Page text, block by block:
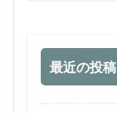
最近の投稿